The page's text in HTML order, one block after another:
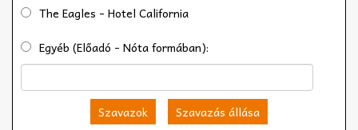
The Eagles - Hotel California
Egyéb (Előadó - Nóta formában):
Szavazok Szavazás állása